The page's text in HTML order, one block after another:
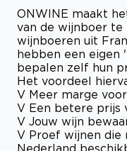
ONWINE maakt
van de wijnboer te
wijnboeren uit
hebben een
bepalen zelf hun
Het voordeel
V Meer marge
V Een betere prijs
V Jouw wijn
V Proef wijnen die
Nederland